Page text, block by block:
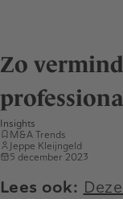
Zo
Insights
M&A Trends
Jeppe Kleijngeld
5 december 2023
Lees ook: